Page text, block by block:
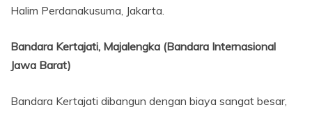
Halim Perdanakusuma, Jakarta.
Bandara Kertajati, Majalengka (Bandara Internasional
Jawa Barat)
Bandara Kertajati dibangun dengan biaya sangat besar,